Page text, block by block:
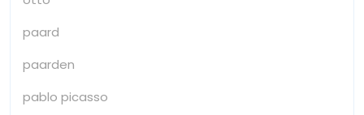
paard
paarden
pablo picasso